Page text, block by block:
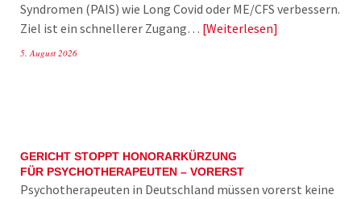
Syndromen (PAIS) wie Long Covid oder ME/CFS verbessern.
Ziel ist ein schnellerer Zugang… Weiterlesen
5. August 2026
GERICHT STOPPT HONORARKÜRZUNG
FÜR PSYCHOTHERAPEUTEN – VORERST
Psychotherapeuten in Deutschland müssen vorerst keine